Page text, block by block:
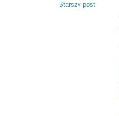
Starszy post